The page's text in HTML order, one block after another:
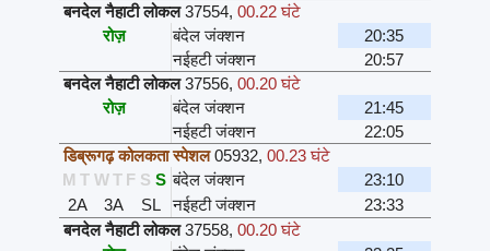
बनदेल नैहाटी लोकल 37554, 00.22 घंटे
रोज़
बंदेल जंक्शन
20:35
नईहटी जंक्शन
20:57
बनदेल नैहाटी लोकल 37556, 00.20 घंटे
रोज़
बंदेल जंक्शन
21:45
नईहटी जंक्शन
22:05
डिब्रूगढ़ कोलकता स्पेशल 05932, 00.23 घंटे
M T W T F S S बंदेल जंक्शन
23:10
2A
3A SL नईहटी जंक्शन
23:33
बनदेल नैहाटी लोकल 37558, 00.20 घंटे